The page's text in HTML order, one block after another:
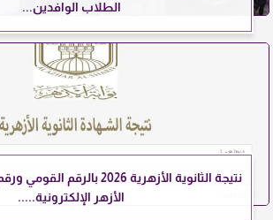
الطلاب الوافدين...
نتيجة الثانوية الأزهرية 2026
الأزهر الإلكترونية.....